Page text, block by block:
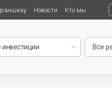
Новости Кто мы